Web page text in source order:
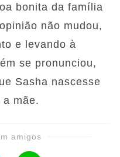
bonita da família
não mudou,
e levando à
se pronunciou,
Sasha nascesse
mãe.
amigos